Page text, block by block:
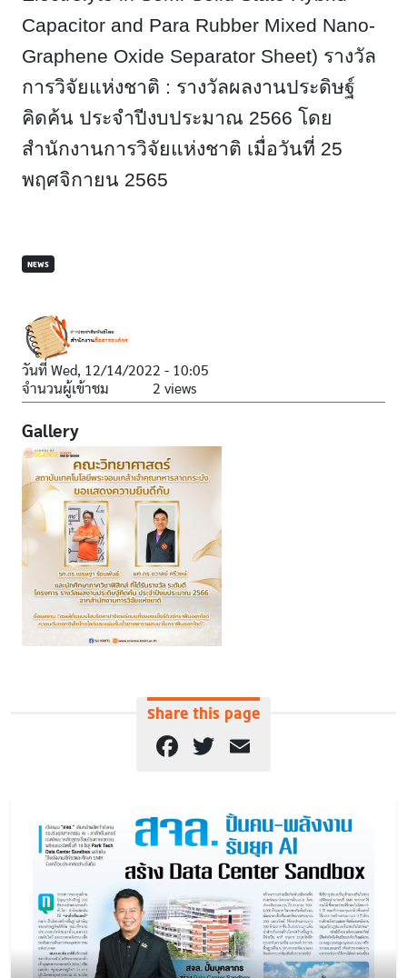
Capacitor and Para Rubber Mixed Nano-
Graphene Oxide Separator Sheet) รางวัล
การวิจัยแห่งชาติ : รางวัลผลงานประดิษฐ์
คิดค้น ประจำปีงบประมาณ 2566 โดย
สำนักงานการวิจัยแห่งชาติ เมื่อวันที่ 25
พฤศจิกายน 2565
NEWS
วันที่ Wed, 12/14/2022 - 10:05
จำนวนผู้เข้าชม
2 views
Gallery
Share this page
Facebook
Twitter